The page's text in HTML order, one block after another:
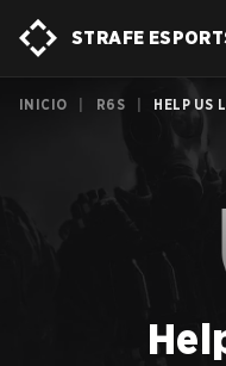
STRAFE
INICIO R6S HELP US